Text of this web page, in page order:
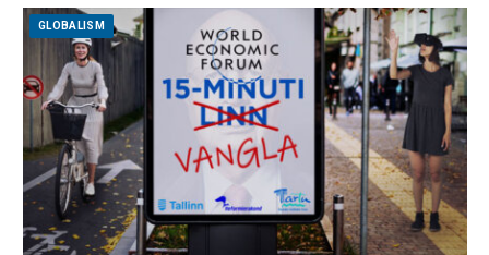
GLOBALISM